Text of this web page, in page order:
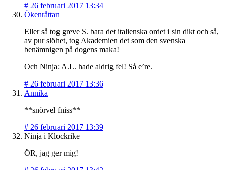
# 26 februari 2017 13:34
Ökenråttan
Eller så tog greve S. bara det italienska ordet i sin dikt och så,
av pur slöhet, tog Akademien det som den svenska
benämnigen på dogens maka!
Och Ninja: A.L. hade aldrig fel! Så e’re.
# 26 februari 2017 13:36
Annika
**snörvel fniss**
# 26 februari 2017 13:39
Ninja i Klockrike
ÖR, jag ger mig!